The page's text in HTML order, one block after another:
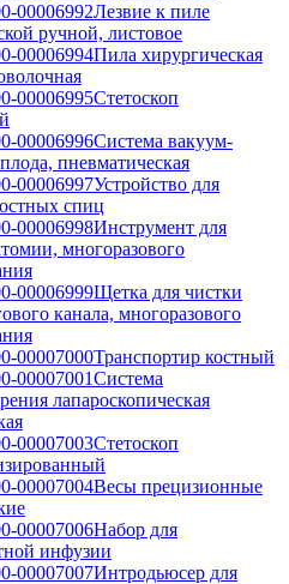
00006992Лезвие к пиле
ручной, листовое
00006994Пила хирургическая
00006995Стетоскоп
00006996Система вакуум-
пневматическая
00006997Устройство для
спиц
00006998Инструмент для
многоразового
00006999Щетка для чистки
канала, многоразового
00007000Транспортир костный
00007001Система
лапароскопическая
00007003Стетоскоп
00007004Весы прецизионные
00007006Набор для
инфузии
00007007Интродьюсер для